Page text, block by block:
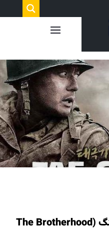
معرفی فیلم: برادری در جنگ (The Brotherhood